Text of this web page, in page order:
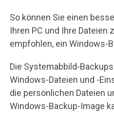
So können Sie einen
Ihren PC und Ihre Dateien
empfohlen, ein Windows-
Die Systemabbild-
Windows-Dateien und -
die persönlichen Dateien
Windows-Backup-Image